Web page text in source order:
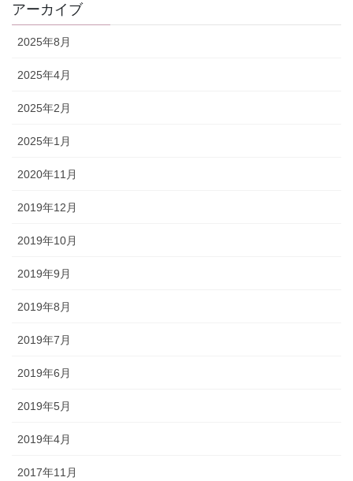
アーカイブ
2025年8月
2025年4月
2025年2月
2025年1月
2020年11月
2019年12月
2019年10月
2019年9月
2019年8月
2019年7月
2019年6月
2019年5月
2019年4月
2017年11月